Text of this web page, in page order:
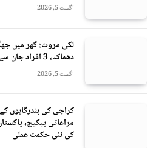
اگست 5, 2026
لکی مروت: گھر میں
دھماکہ، 3 افراد جان سے گئے، 3 بچے زخمی
اگست 5, 2026
کراچی کی بندرگاہوں
مراعاتی پیکیج،
کی نئی حکمت عملی